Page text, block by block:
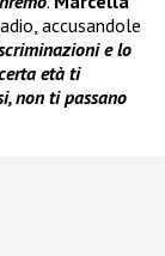
accusandole
e lo
età ti
non ti passano